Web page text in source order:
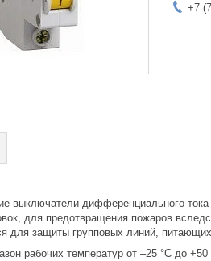
+7
выключатели дифференциального
для предотвращения пожаров
для защиты групповых линий,
рабочих температур от –25 °С до